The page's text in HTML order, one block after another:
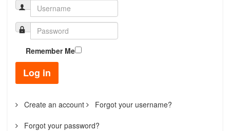
Remember Me
Log in
Create an account Forgot your username?
Forgot your password?